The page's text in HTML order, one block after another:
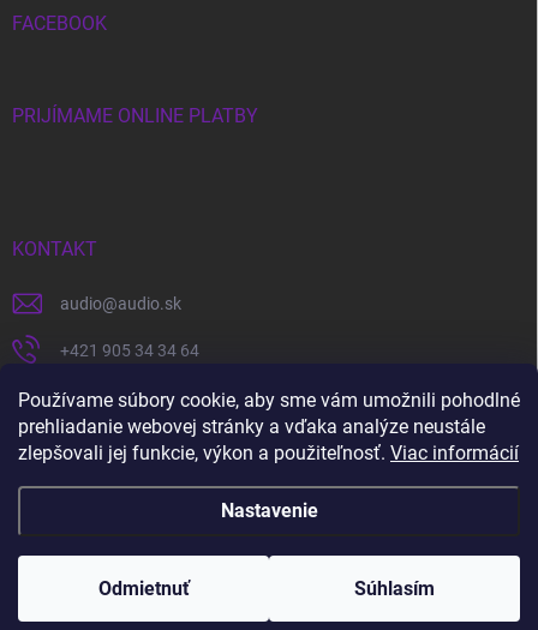
Používame súbory cookie, aby sme vám umožnili pohodlné
prehliadanie webovej stránky a vďaka analýze neustále
zlepšovali jej funkcie, výkon a použiteľnosť. Viac informácií
Nastavenie
Odmietnuť Súhlasím
FACEBOOK
PRIJÍMAME ONLINE PLATBY
KONTAKT
audio@audio.sk
+421 905 34 34 64
https://www.facebook.com/audio.sk
audio.sk
Vytvoril Shoptet
Copyright 2026audio.sk. Všetky práva vyhradené.Upraviť nastavenie